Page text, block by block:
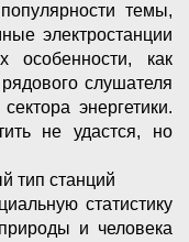
темы,
электростанции
как
слушателя
энергетики.
не удастся, но
тип станций
статистику
и человека